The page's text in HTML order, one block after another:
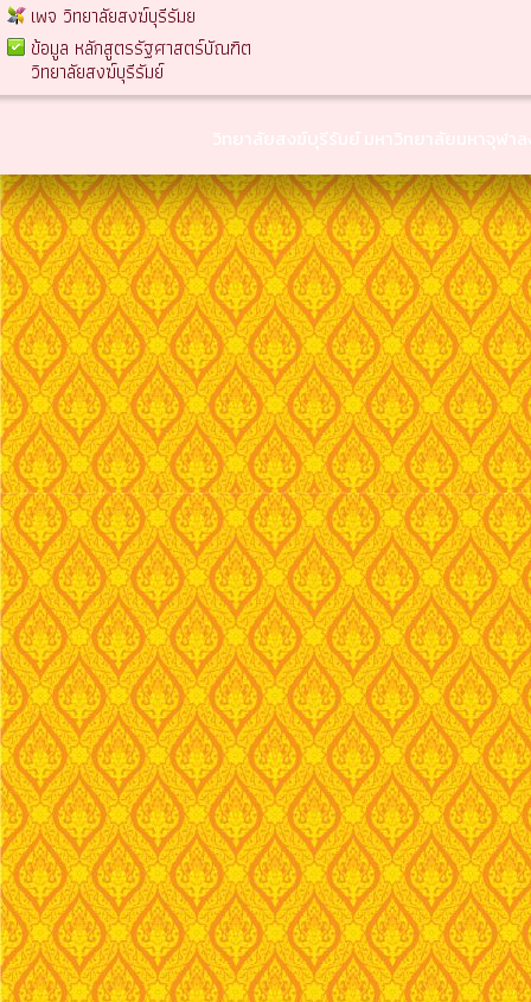
เพจ วิทยาลัยสงฆ์บุรีรัมย
ข้อมูล หลักสูตรรัฐศาสตร์บัณฑิต
วิทยาลัยสงฆ์บุรีรัมย์